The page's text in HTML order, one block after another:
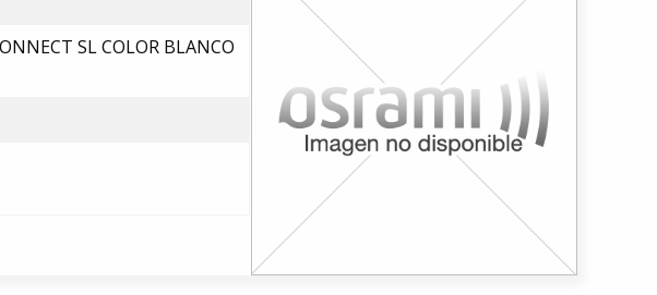
SL COLOR BLANCO